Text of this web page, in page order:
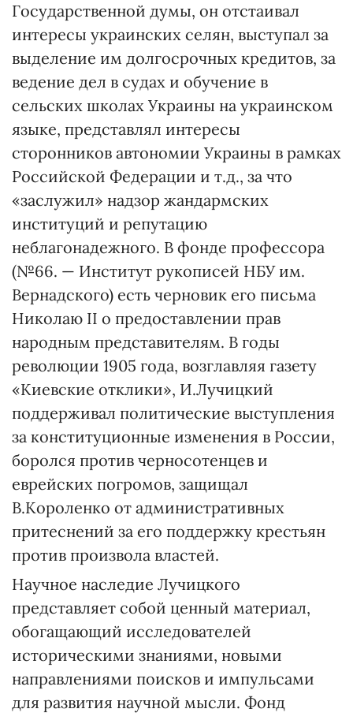
Государственной думы, он отстаивал
интересы украинских селян, выступал за
выделение им долгосрочных кредитов, за
ведение дел в судах и обучение в
сельских школах Украины на украинском
языке, представлял интересы
сторонников автономии Украины в рамках
Российской Федерации и т.д., за что
«заслужил» надзор жандармских
институций и репутацию
неблагонадежного. В фонде профессора
(№66. — Институт рукописей НБУ им.
Вернадского) есть черновик его письма
Николаю ІІ о предоставлении прав
народным представителям. В годы
революции 1905 года, возглавляя газету
«Киевские отклики», И.Лучицкий
поддерживал политические выступления
за конституционные изменения в России,
боролся против черносотенцев и
еврейских погромов, защищал
В.Короленко от административных
притеснений за его поддержку крестьян
против произвола властей.
Научное наследие Лучицкого
представляет собой ценный материал,
обогащающий исследователей
историческими знаниями, новыми
направлениями поисков и импульсами
для развития научной мысли. Фонд